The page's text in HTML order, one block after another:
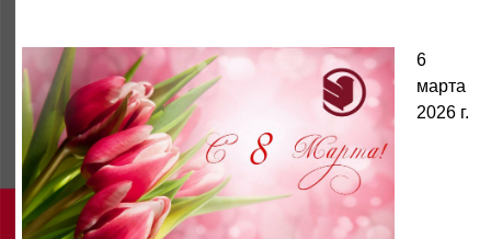
6
марта
2026 г.